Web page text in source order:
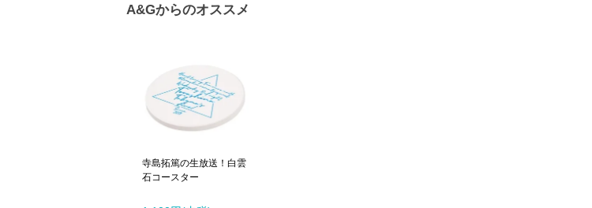
A&Gからのオススメ
寺島拓篤の生放送！白雲
石コースター